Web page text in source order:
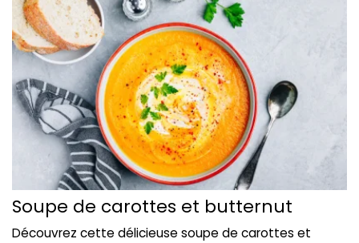
Soupe de carottes et butternut
Découvrez cette délicieuse soupe de carottes et